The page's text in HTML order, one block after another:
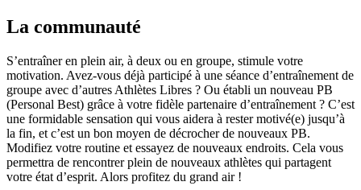
La communauté
S’entraîner en plein air, à deux ou en groupe, stimule votre
motivation. Avez-vous déjà participé à une séance d’entraînement de
groupe avec d’autres Athlètes Libres ? Ou établi un nouveau PB
(Personal Best) grâce à votre fidèle partenaire d’entraînement ? C’est
une formidable sensation qui vous aidera à rester motivé(e) jusqu’à
la fin, et c’est un bon moyen de décrocher de nouveaux PB.
Modifiez votre routine et essayez de nouveaux endroits. Cela vous
permettra de rencontrer plein de nouveaux athlètes qui partagent
votre état d’esprit. Alors profitez du grand air !